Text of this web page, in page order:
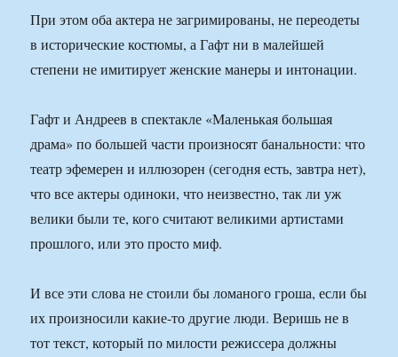
При этом оба актера не загримированы, не переодеты
в исторические костюмы, а Гафт ни в малейшей
степени не имитирует женские манеры и интонации.
Гафт и Андреев в спектакле «Маленькая большая
драма» по большей части произносят банальности: что
театр эфемерен и иллюзорен (сегодня есть, завтра нет),
что все актеры одиноки, что неизвестно, так ли уж
велики были те, кого считают великими артистами
прошлого, или это просто миф.
И все эти слова не стоили бы ломаного гроша, если бы
их произносили какие-то другие люди. Веришь не в
тот текст, который по милости режиссера должны